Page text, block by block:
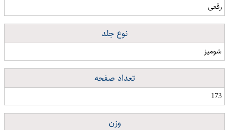
رقعی
نوع جلد
شومیز
تعداد صفحه
173
وزن